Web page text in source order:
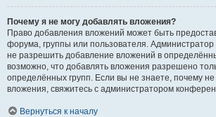
Почему я не могу добавлять вложения?
Право добавления вложений может быть
форума, группы или пользователя.
не разрешить добавление вложений в
возможно, что добавлять вложения разрешено
определённых групп. Если вы не знаете, почему
вложения, свяжитесь с администратором
Вернуться к началу